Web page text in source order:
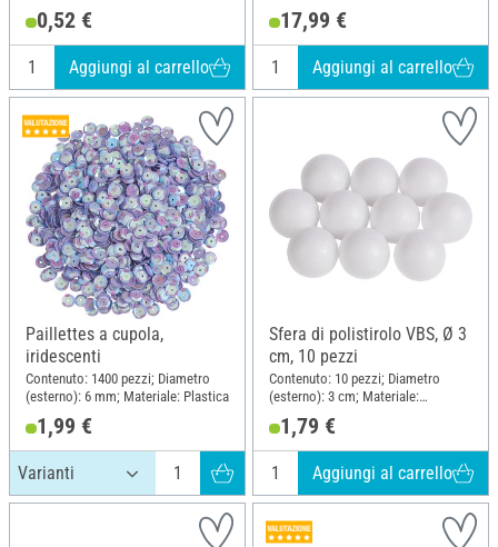
0,52 €
Aggiungi al carrello
17,99 €
Aggiungi al carrello
Paillettes a cupola,
iridescenti
Contenuto: 1400 pezzi; Diametro
(esterno): 6 mm; Materiale: Plastica
1,99 €
Sfera di polistirolo VBS, Ø 3
cm, 10 pezzi
Contenuto: 10 pezzi; Diametro
(esterno): 3 cm; Materiale:
1,79 €
Aggiungi al carrello